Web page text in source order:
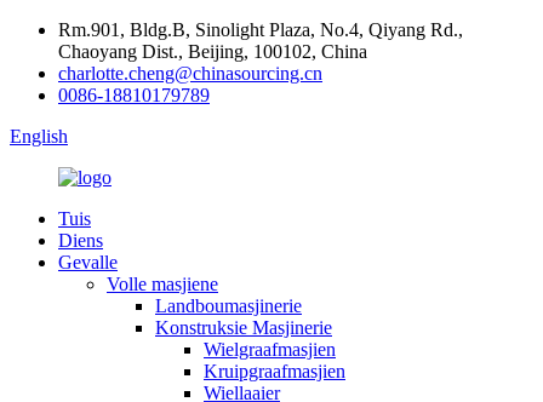
Rm.901, Bldg.B, Sinolight Plaza, No.4, Qiyang Rd.,
Chaoyang Dist., Beijing, 100102, China
charlotte.cheng@chinasourcing.cn
0086-18810179789
English
Tuis
Diens
Gevalle
Volle masjiene
Landboumasjinerie
Konstruksie Masjinerie
Wielgraafmasjien
Kruipgraafmasjien
Wiellaaier